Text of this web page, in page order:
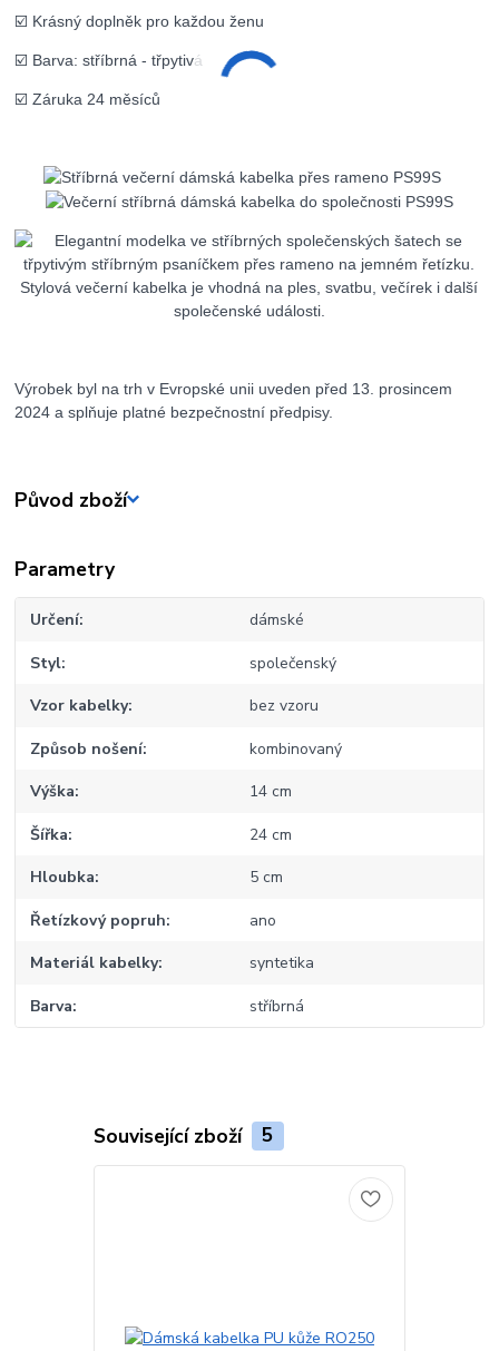
☑️ Krásný doplněk pro každou ženu
☑️ Barva: stříbrná - třpytivá
☑️ Záruka 24 měsíců
Výrobek byl na trh v Evropské unii uveden před 13. prosincem
2024 a splňuje platné bezpečnostní předpisy.
Původ zboží
Parametry
Určení dámské
Styl společenský
Vzor kabelky bez vzoru
Způsob nošení kombinovaný
Výška 14 cm
Šířka 24 cm
Hloubka 5 cm
Řetízkový popruh ano
Materiál kabelky syntetika
Barva stříbrná
Související zboží 5